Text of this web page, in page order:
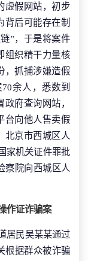
虚假网站，初步
背后可能存在制
”，于是将案件
组织精干力量核
，抓捕涉嫌造假
余人，悉数到
府查询网站，
台向他人售卖假
北京市西城区人
家机关证件罪批
察院向西城区人
作证诈骗案
居民吴某某通过
根据群众被诈骗